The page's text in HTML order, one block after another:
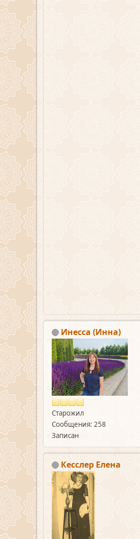
Инесса (Инна)
Старожил
Сообщения: 258
Записан
Кесслер Елена